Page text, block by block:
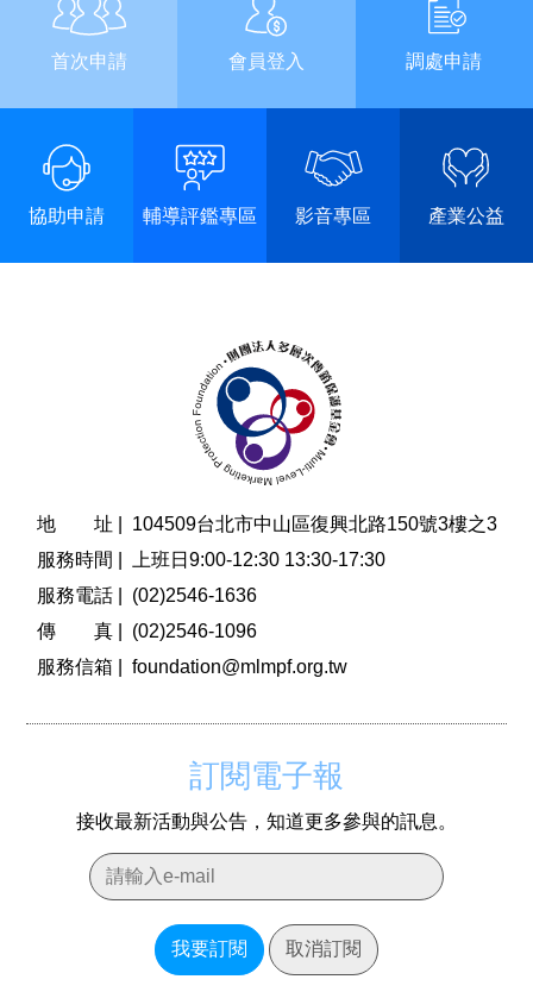
首次申請 會員登入 調處申請
協助申請 輔導評鑑專區 影音專區 產業公益
地 址 |
104509台北市中山區復興北路150號3樓之3
服務時間 |
上班日9:00-12:30 13:30-17:30
服務電話 |
(02)2546-1636
傳 真 |
(02)2546-1096
服務信箱 |
foundation@mlmpf.org.tw
訂閱電子報
接收最新活動與公告，知道更多參與的訊息。
我要訂閱 取消訂閱